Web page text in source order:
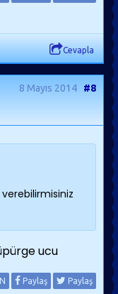
Cevapla
8 Mayıs 2014 #8
ucu
Paylaş Paylaş